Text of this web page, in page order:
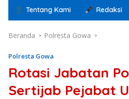
Tentang Kami Redaksi
Beranda Polresta Gowa
Polresta Gowa
Rotasi Jabatan
Sertijab Pejabat